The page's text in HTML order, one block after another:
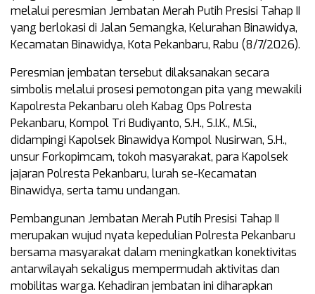
melalui peresmian Jembatan Merah Putih Presisi Tahap II
yang berlokasi di Jalan Semangka, Kelurahan Binawidya,
Kecamatan Binawidya, Kota Pekanbaru, Rabu (8/7/2026).
Peresmian jembatan tersebut dilaksanakan secara
simbolis melalui prosesi pemotongan pita yang mewakili
Kapolresta Pekanbaru oleh Kabag Ops Polresta
Pekanbaru, Kompol Tri Budiyanto, S.H., S.I.K., M.Si.,
didampingi Kapolsek Binawidya Kompol Nusirwan, S.H.,
unsur Forkopimcam, tokoh masyarakat, para Kapolsek
jajaran Polresta Pekanbaru, lurah se-Kecamatan
Binawidya, serta tamu undangan.
Pembangunan Jembatan Merah Putih Presisi Tahap II
merupakan wujud nyata kepedulian Polresta Pekanbaru
bersama masyarakat dalam meningkatkan konektivitas
antarwilayah sekaligus mempermudah aktivitas dan
mobilitas warga. Kehadiran jembatan ini diharapkan